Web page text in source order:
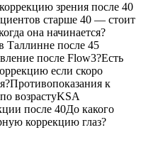
зрения после 40
старше 40 — стоит
она начинается?
Таллинне после 45
после Flow3?Есть
если скоро
Противопоказания к
возрастуKSA
после 40До какого
коррекцию глаз?